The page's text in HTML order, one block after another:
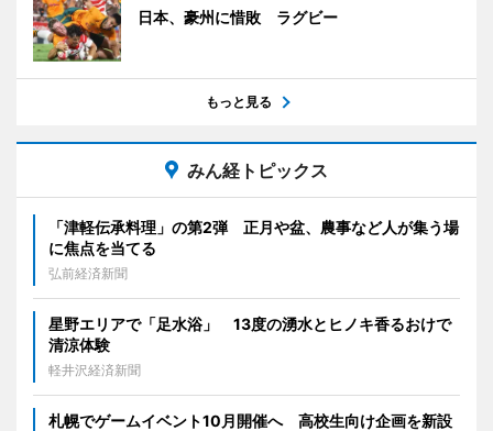
日本、豪州に惜敗 ラグビー
もっと見る
みん経トピックス
「津軽伝承料理」の第2弾 正月や盆、農事など人が集う場
に焦点を当てる
弘前経済新聞
星野エリアで「足水浴」 13度の湧水とヒノキ香るおけで
清涼体験
軽井沢経済新聞
札幌でゲームイベント10月開催へ 高校生向け企画を新設